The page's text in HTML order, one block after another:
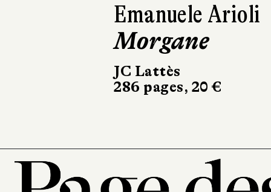
Emanuele Arioli
Morgane
JC Lattès
286 pages, 20 €
Elizabeth
L'Éveil
Marchialy
450 pages,